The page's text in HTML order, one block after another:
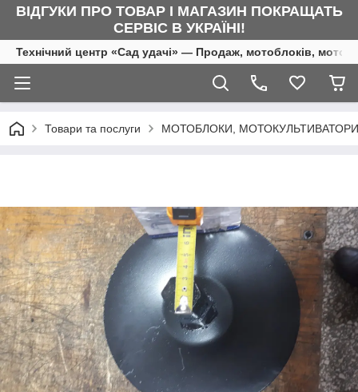
ВІДГУКИ ПРО ТОВАР І МАГАЗИН ПОКРАЩАТЬ
СЕРВІС В УКРАЇНІ!
Технічний центр «Сад удачі» — Продаж, мотоблоків,
Товари та послуги МОТОБЛОКИ,